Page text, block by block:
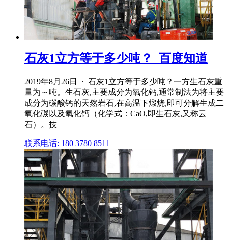
石灰1立方等于多少吨？_百度知道
2019年8月26日 · 石灰1立方等于多少吨？一方生石灰重
量为～吨。生石灰,主要成分为氧化钙,通常制法为将主要
成分为碳酸钙的天然岩石,在高温下煅烧,即可分解生成二
氧化碳以及氧化钙（化学式：CaO,即生石灰,又称云
石）。技
联系电话: 180 3780 8511